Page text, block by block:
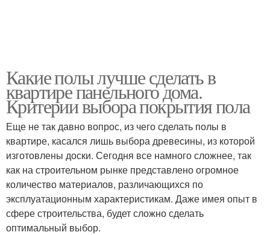
Какие полы лучше сделать в
квартире панельного дома.
Критерии выбора покрытия пола
Еще не так давно вопрос, из чего сделать полы в
квартире, касался лишь выбора древесины, из которой
изготовлены доски. Сегодня все намного сложнее, так
как на строительном рынке представлено огромное
количество материалов, различающихся по
эксплуатационным характеристикам. Даже имея опыт в
сфере строительства, будет сложно сделать
оптимальный выбор.